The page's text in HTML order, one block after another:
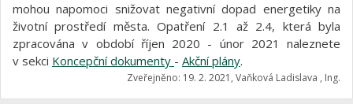
mohou napomoci snižovat negativní dopad energetiky na
životní prostředí města. Opatření 2.1 až 2.4, která byla
zpracována v období říjen 2020 - únor 2021 naleznete
v sekci Koncepční dokumenty - Akční plány.
Zveřejněno: 19. 2. 2021, Vaňková Ladislava , Ing.